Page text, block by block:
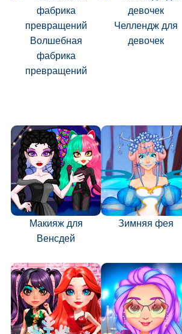
Волшебная
фабрика
превращений
Челлендж для
девочек
Макияж для
Венсдей
Зимняя фея